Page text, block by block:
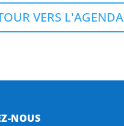
VERS L'AGENDA
NOUS